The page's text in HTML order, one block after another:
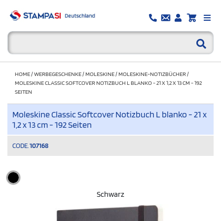
HOME/WERBEGESCHENKE/MOLESKINE/MOLESKINE-NOTIZBÜCHER/
MOLESKINE CLASSIC SOFTCOVER NOTIZBUCH L BLANKO - 21 X 1,2 X 13 CM - 192
SEITEN
Moleskine Classic Softcover Notizbuch L blanko - 21 x
1,2 x 13 cm - 192 Seiten
CODE. 107168
Schwarz